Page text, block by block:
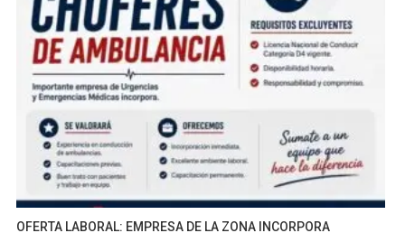
OFERTA LABORAL: EMPRESA DE LA ZONA INCORPORA